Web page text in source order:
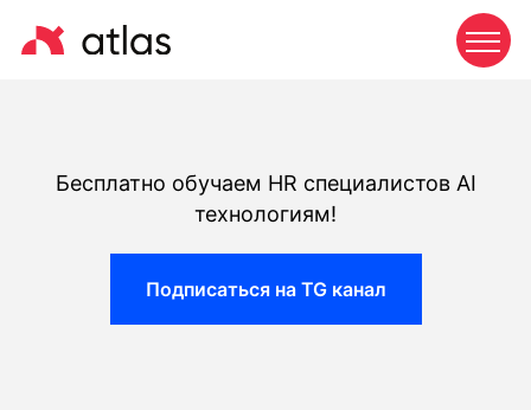
Бесплатно обучаем HR специалистов AI
технологиям!
Подписаться на TG канал